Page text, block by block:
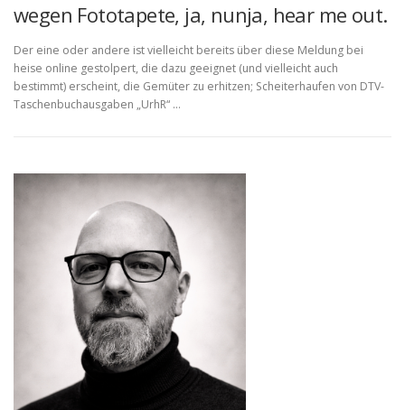
wegen Fototapete, ja, nunja, hear me out.
Der eine oder andere ist vielleicht bereits über diese Meldung bei
heise online gestolpert, die dazu geeignet (und vielleicht auch
bestimmt) erscheint, die Gemüter zu erhitzen; Scheiterhaufen von DTV-
Taschenbuchausgaben „UrhR“ …